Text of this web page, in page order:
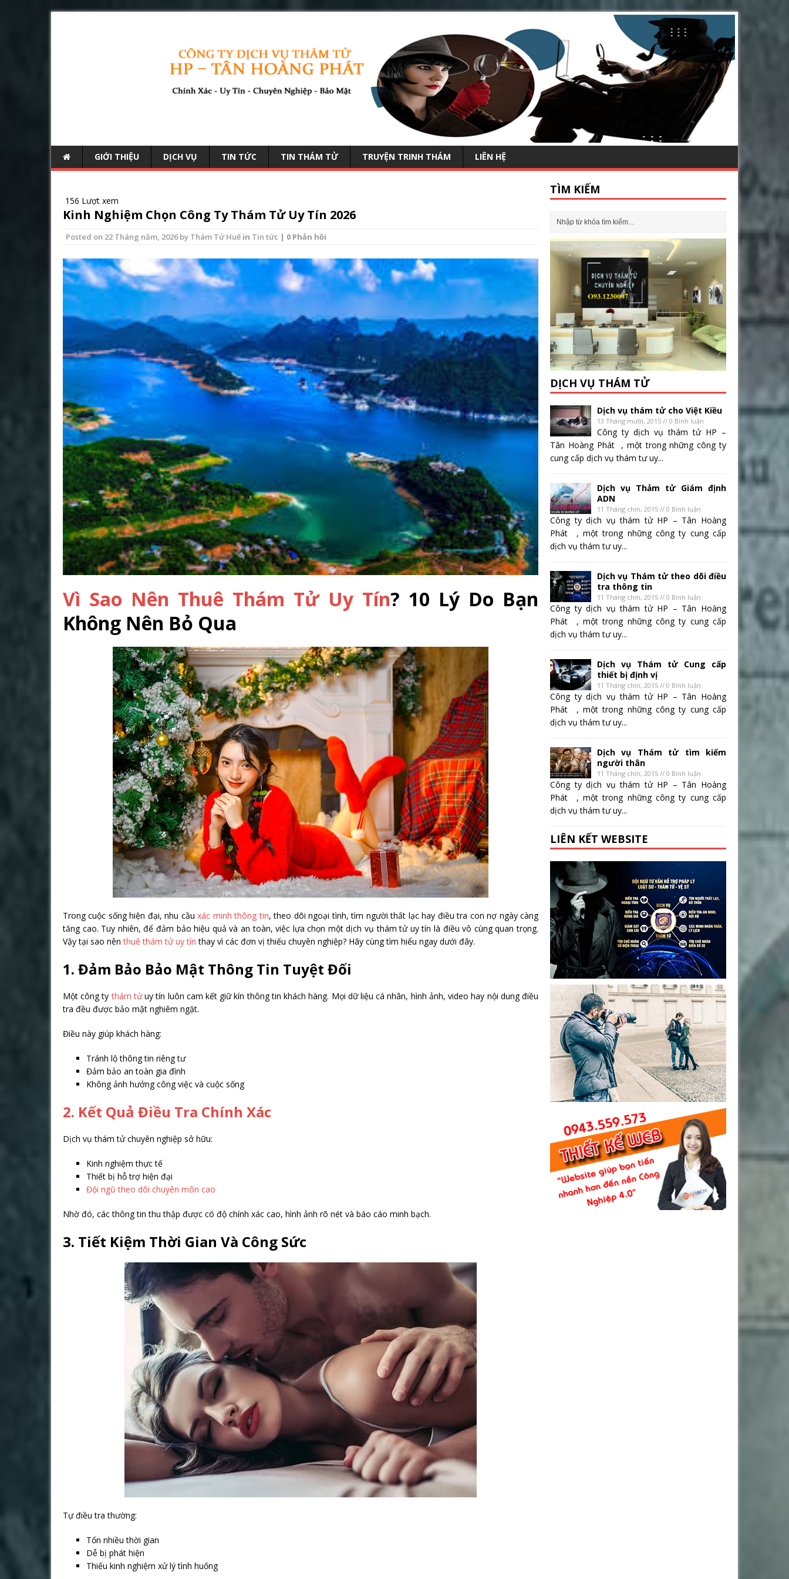
GIỚI THIỆU DỊCH VỤ TIN TỨC TIN THÁM TỬ TRUYỆN TRINH THÁM LIÊN HỆ
156 Lượt xem
Kinh Nghiệm Chọn Công Ty Thám Tử Uy Tín 2026
Posted on 22 Tháng năm, 2026by Thám Tử Huếin Tin tức | 0 Phản hồi
Vì Sao Nên Thuê Thám Tử Uy Tín? 10 Lý Do Bạn
Không Nên Bỏ Qua
Trong cuộc sống hiện đại, nhu cầu xác minh thông tin, theo dõi ngoại tình, tìm người thất lạc hay điều tra con nợ ngày càng
tăng cao. Tuy nhiên, để đảm bảo hiệu quả và an toàn, việc lựa chọn một dịch vụ thám tử uy tín là điều vô cùng quan trọng.
Vậy tại sao nên thuê thám tử uy tín thay vì các đơn vị thiếu chuyên nghiệp? Hãy cùng tìm hiểu ngay dưới đây.
1. Đảm Bảo Bảo Mật Thông Tin Tuyệt Đối
Một công tythám tửuy tín luôn cam kết giữ kín thông tin khách hàng. Mọi dữ liệu cá nhân, hình ảnh, video hay nội dung điều
tra đều được bảo mật nghiêm ngặt.
Điều này giúp khách hàng:
Tránh lộ thông tin riêng tư
Đảm bảo an toàn gia đình
Không ảnh hưởng công việc và cuộc sống
2. Kết Quả Điều Tra Chính Xác
Dịch vụ thám tử chuyên nghiệp sở hữu:
Kinh nghiệm thực tế
Thiết bị hỗ trợ hiện đại
Đội ngũ theo dõi chuyên môn cao
Nhờ đó, các thông tin thu thập được có độ chính xác cao, hình ảnh rõ nét và báo cáo minh bạch.
3. Tiết Kiệm Thời Gian Và Công Sức
Tự điều tra thường:
Tốn nhiều thời gian
Dễ bị phát hiện
Thiếu kinh nghiệm xử lý tình huống
TÌM KIẾM
DỊCH VỤ THÁM TỬ
Dịch vụ thám tử cho Việt Kiều
13 Tháng mười, 2015 // 0 Bình luận
Công ty dịch vụ thám tử HP –
Tân Hoàng Phát , một trong những công ty
cung cấp dịch vụ thám tư uy...
Dịch vụ Thảm tử Giám định
ADN
11 Tháng chín, 2015 // 0 Bình luận
Công ty dịch vụ thám tử HP – Tân Hoàng
Phát , một trong những công ty cung cấp
dịch vụ thám tư uy...
Dịch vụ Thám tử theo dõi điều
tra thông tin
11 Tháng chín, 2015 // 0 Bình luận
Công ty dịch vụ thám tử HP – Tân Hoàng
Phát , một trong những công ty cung cấp
dịch vụ thám tư uy...
Dịch vụ Thám tử Cung cấp
thiết bị định vị
11 Tháng chín, 2015 // 0 Bình luận
Công ty dịch vụ thám tử HP – Tân Hoàng
Phát , một trong những công ty cung cấp
dịch vụ thám tư uy...
Dịch vụ Thám tử tìm kiếm
người thân
11 Tháng chín, 2015 // 0 Bình luận
Công ty dịch vụ thám tử HP – Tân Hoàng
Phát , một trong những công ty cung cấp
dịch vụ thám tư uy...
LIÊN KẾT WEBSITE